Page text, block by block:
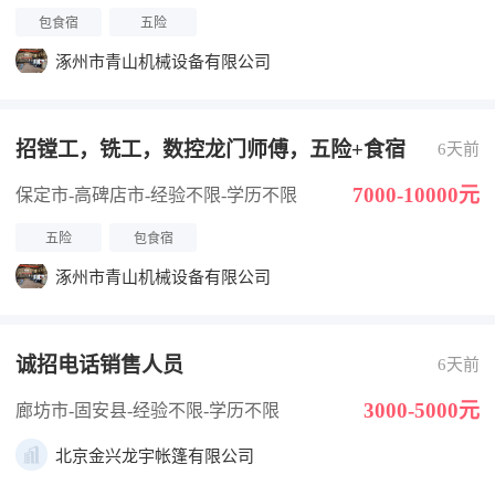
包食宿 五险
涿州市青山机械设备有限公司
招镗工，铣工，数控龙门师傅，五险+食宿 6天前
保定市-高碑店市-经验不限-学历不限 7000-10000元
五险 包食宿
涿州市青山机械设备有限公司
诚招电话销售人员 6天前
廊坊市-固安县-经验不限-学历不限 3000-5000元
北京金兴龙宇帐篷有限公司